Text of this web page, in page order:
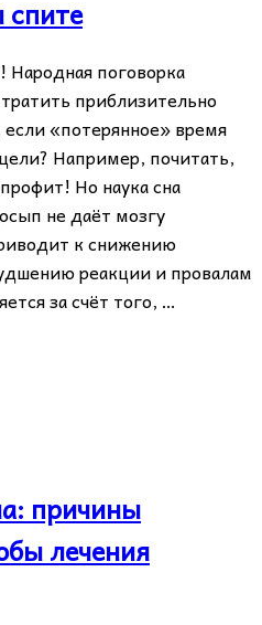
Народная поговорка
приблизительно
«потерянное» время
Например, почитать,
Но наука сна
не даёт мозгу
к снижению
реакции и провалам
за счёт того, …
причины
лечения